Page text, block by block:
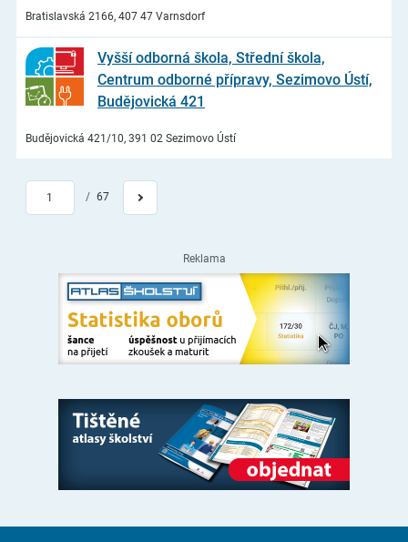
Bratislavská 2166, 407 47 Varnsdorf
Vyšší odborná škola, Střední škola,
Centrum odborné přípravy, Sezimovo Ústí,
Budějovická 421
Budějovická 421/10, 391 02 Sezimovo Ústí
1 / 67
Reklama